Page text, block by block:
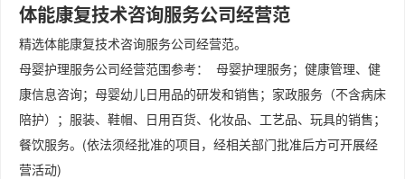
体能康复技术咨询服务公司经营范
精选体能康复技术咨询服务公司经营范。
母婴护理服务公司经营范围参考： 母婴护理服务；健康管理、健
康信息咨询；母婴幼儿日用品的研发和销售；家政服务（不含病床
陪护）；服装、鞋帽、日用百货、化妆品、工艺品、玩具的销售；
餐饮服务。(依法须经批准的项目，经相关部门批准后方可开展经
营活动)